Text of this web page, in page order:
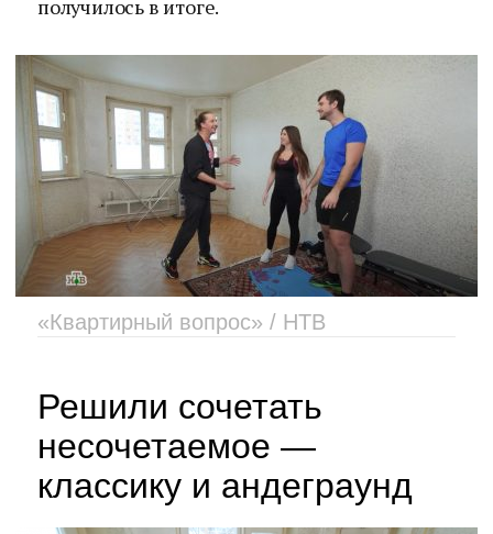
получилось в итоге.
«Квартирный вопрос» / НТВ
Решили сочетать
несочетаемое —
классику и андеграунд